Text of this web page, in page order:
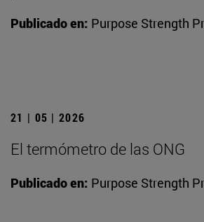
Publicado en: Purpose Strength
21 | 05 | 2026
El termómetro de las ONG
Publicado en: Purpose Strength